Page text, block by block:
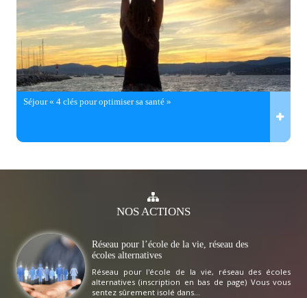
Séjour « 4 clés pour optimiser sa santé »
NOSACTIONS
Réseau pour l’école de la vie, réseau des
écoles alternatives
Réseau pour l'école de la vie, réseau des écoles
alternatives (inscription en bas de page) Vous vous
sentez sûrement isolé dans...